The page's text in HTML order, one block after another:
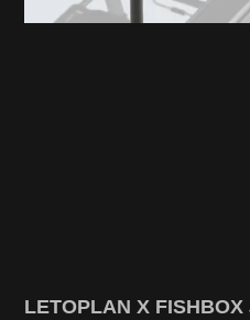
LETOPLAN X FISHBOX